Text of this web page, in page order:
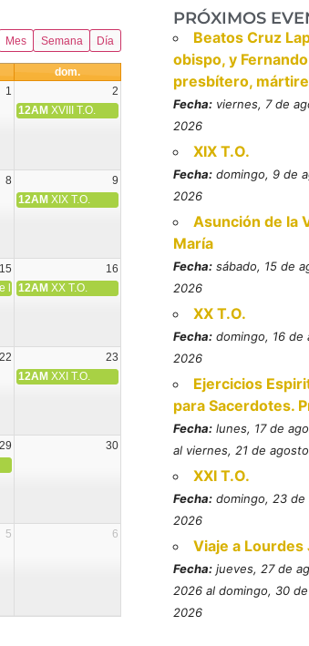
Mes Semana Día
dom.
1
2
12AM XVIII T.O.
8
9
Español, presbítero, mártires (MO)
12AM XIX T.O.
15
16
la Virgen María
12AM XX T.O.
22
23
12AM XXI T.O.
29
30
5 6
PRÓXIMOS
Beatos Cruz
obispo, y
presbítero,
Fecha: viernes, 7 de
2026
XIX T.O.
Fecha: domingo, 9 de
2026
Asunción de la
María
Fecha: sábado, 15 de
2026
XX T.O.
Fecha: domingo, 16 de
2026
Ejercicios
para Sacerdotes.
Fecha: lunes, 17 de
al viernes, 21 de
XXI T.O.
Fecha: domingo, 23 de
2026
Viaje a Lourdes
Fecha: jueves, 27 de
2026 al domingo, 30
2026